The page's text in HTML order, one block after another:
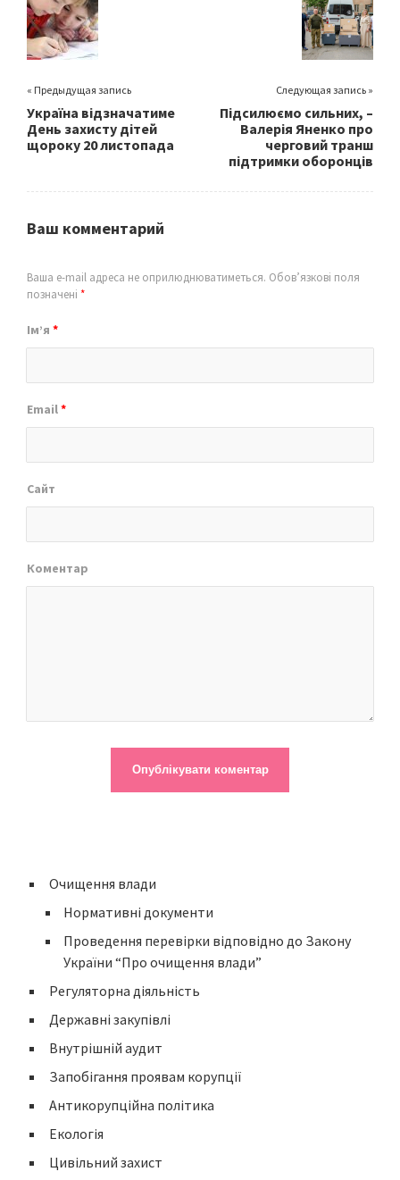
o
k
« Предыдущая запись
Україна відзначатиме
День захисту дітей
щороку 20 листопада
Следующая запись »
Підсилюємо сильних, –
Валерія Яненко про
черговий транш
підтримки оборонців
Ваш комментарий
Ваша e-mail адреса не оприлюднюватиметься. Обов’язкові поля
позначені *
Ім’я *
Email*
Сайт
Коментар
Очищення влади
Нормативні документи
Проведення перевірки відповідно до Закону
України “Про очищення влади”
Регуляторна діяльність
Державні закупівлі
Внутрішній аудит
Запобігання проявам корупції
Антикорупційна політика
Екологія
Цивільний захист